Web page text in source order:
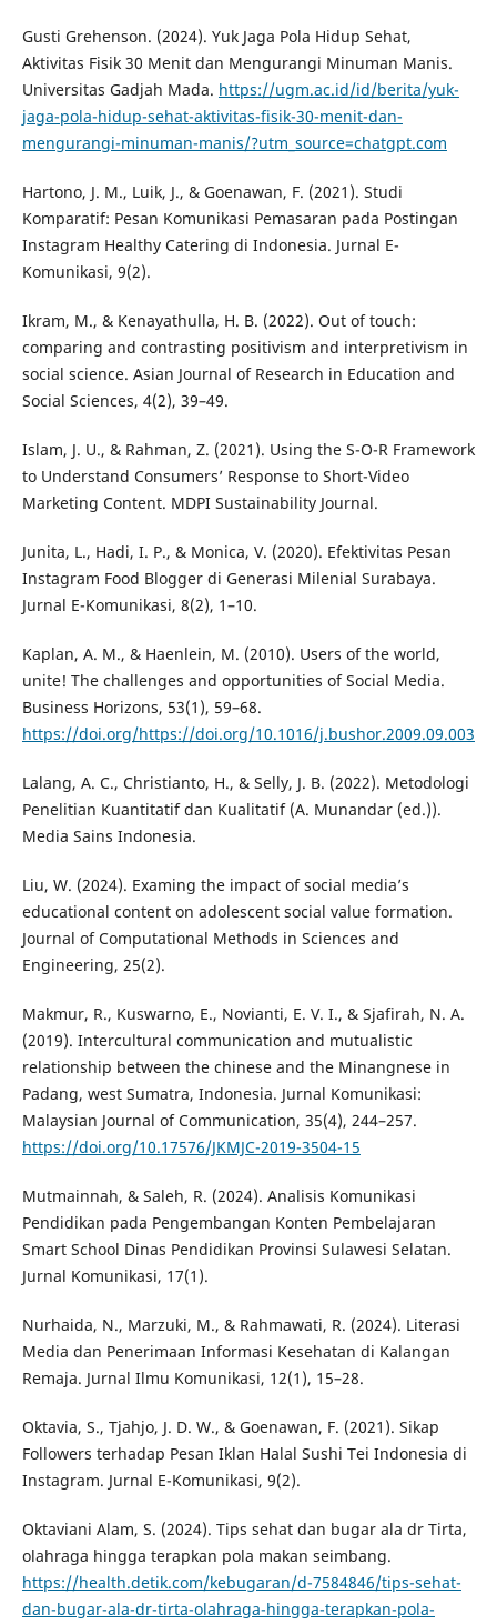
Gusti Grehenson. (2024). Yuk Jaga Pola Hidup Sehat,
Aktivitas Fisik 30 Menit dan Mengurangi Minuman Manis.
Universitas Gadjah Mada. https://ugm.ac.id/id/berita/yuk-
jaga-pola-hidup-sehat-aktivitas-fisik-30-menit-dan-
mengurangi-minuman-manis/?utm_source=chatgpt.com
Hartono, J. M., Luik, J., & Goenawan, F. (2021). Studi
Komparatif: Pesan Komunikasi Pemasaran pada Postingan
Instagram Healthy Catering di Indonesia. Jurnal E-
Komunikasi, 9(2).
Ikram, M., & Kenayathulla, H. B. (2022). Out of touch:
comparing and contrasting positivism and interpretivism in
social science. Asian Journal of Research in Education and
Social Sciences, 4(2), 39–49.
Islam, J. U., & Rahman, Z. (2021). Using the S-O-R Framework
to Understand Consumers’ Response to Short-Video
Marketing Content. MDPI Sustainability Journal.
Junita, L., Hadi, I. P., & Monica, V. (2020). Efektivitas Pesan
Instagram Food Blogger di Generasi Milenial Surabaya.
Jurnal E-Komunikasi, 8(2), 1–10.
Kaplan, A. M., & Haenlein, M. (2010). Users of the world,
unite! The challenges and opportunities of Social Media.
Business Horizons, 53(1), 59–68.
https://doi.org/https://doi.org/10.1016/j.bushor.2009.09.003
Lalang, A. C., Christianto, H., & Selly, J. B. (2022). Metodologi
Penelitian Kuantitatif dan Kualitatif (A. Munandar (ed.)).
Media Sains Indonesia.
Liu, W. (2024). Examing the impact of social media’s
educational content on adolescent social value formation.
Journal of Computational Methods in Sciences and
Engineering, 25(2).
Makmur, R., Kuswarno, E., Novianti, E. V. I., & Sjafirah, N. A.
(2019). Intercultural communication and mutualistic
relationship between the chinese and the Minangnese in
Padang, west Sumatra, Indonesia. Jurnal Komunikasi:
Malaysian Journal of Communication, 35(4), 244–257.
https://doi.org/10.17576/JKMJC-2019-3504-15
Mutmainnah, & Saleh, R. (2024). Analisis Komunikasi
Pendidikan pada Pengembangan Konten Pembelajaran
Smart School Dinas Pendidikan Provinsi Sulawesi Selatan.
Jurnal Komunikasi, 17(1).
Nurhaida, N., Marzuki, M., & Rahmawati, R. (2024). Literasi
Media dan Penerimaan Informasi Kesehatan di Kalangan
Remaja. Jurnal Ilmu Komunikasi, 12(1), 15–28.
Oktavia, S., Tjahjo, J. D. W., & Goenawan, F. (2021). Sikap
Followers terhadap Pesan Iklan Halal Sushi Tei Indonesia di
Instagram. Jurnal E-Komunikasi, 9(2).
Oktaviani Alam, S. (2024). Tips sehat dan bugar ala dr Tirta,
olahraga hingga terapkan pola makan seimbang.
https://health.detik.com/kebugaran/d-7584846/tips-sehat-
dan-bugar-ala-dr-tirta-olahraga-hingga-terapkan-pola-